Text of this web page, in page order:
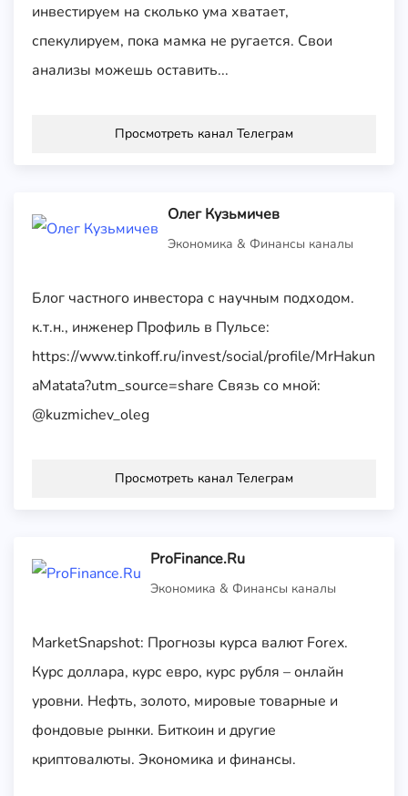
инвестируем на сколько ума хватает,
спекулируем, пока мамка не ругается. Свои
анализы можешь оставить...
Просмотреть канал Телеграм
Олег Кузьмичев
Экономика & Финансы каналы
Блог частного инвестора с научным подходом.
к.т.н., инженер Профиль в Пульсе:
https://www.tinkoff.ru/invest/social/profile/MrHakun
aMatata?utm_source=share Связь со мной:
@kuzmichev_oleg
Просмотреть канал Телеграм
ProFinance.Ru
Экономика & Финансы каналы
MarketSnapshot: Прогнозы курса валют Forex.
Курс доллара, курс евро, курс рубля – онлайн
уровни. Нефть, золото, мировые товарные и
фондовые рынки. Биткоин и другие
криптовалюты. Экономика и финансы.